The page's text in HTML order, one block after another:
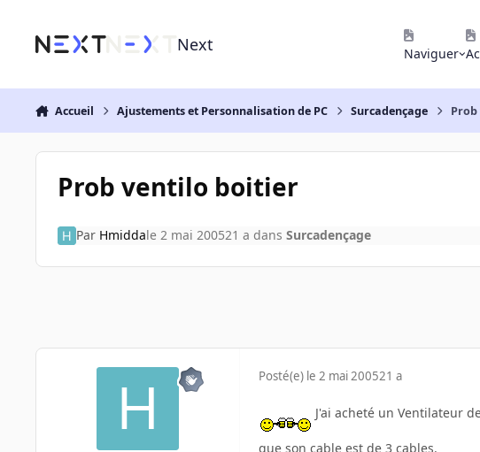
Next Naviguer
Accueil Ajustements et Personnalisation de PC Surcadençage
Prob ventilo boitier
Par Hmiddale 2 mai 200521 a dans Surcadençage
Posté(e) le 2 mai 200521 a
J'ai acheté un Ventilateur
que son cable est de 3 cables.